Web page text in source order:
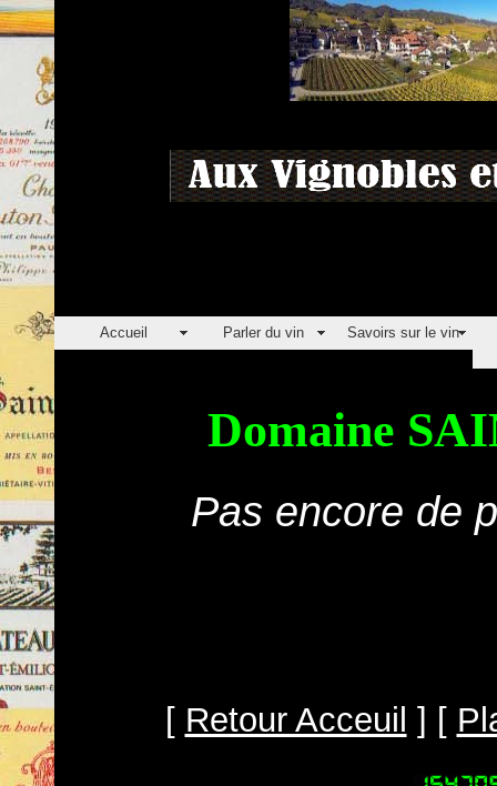
Accueil Parler du vin Savoirs sur le vin
Domaine
Pas encore de
[ Retour Acceuil ] [